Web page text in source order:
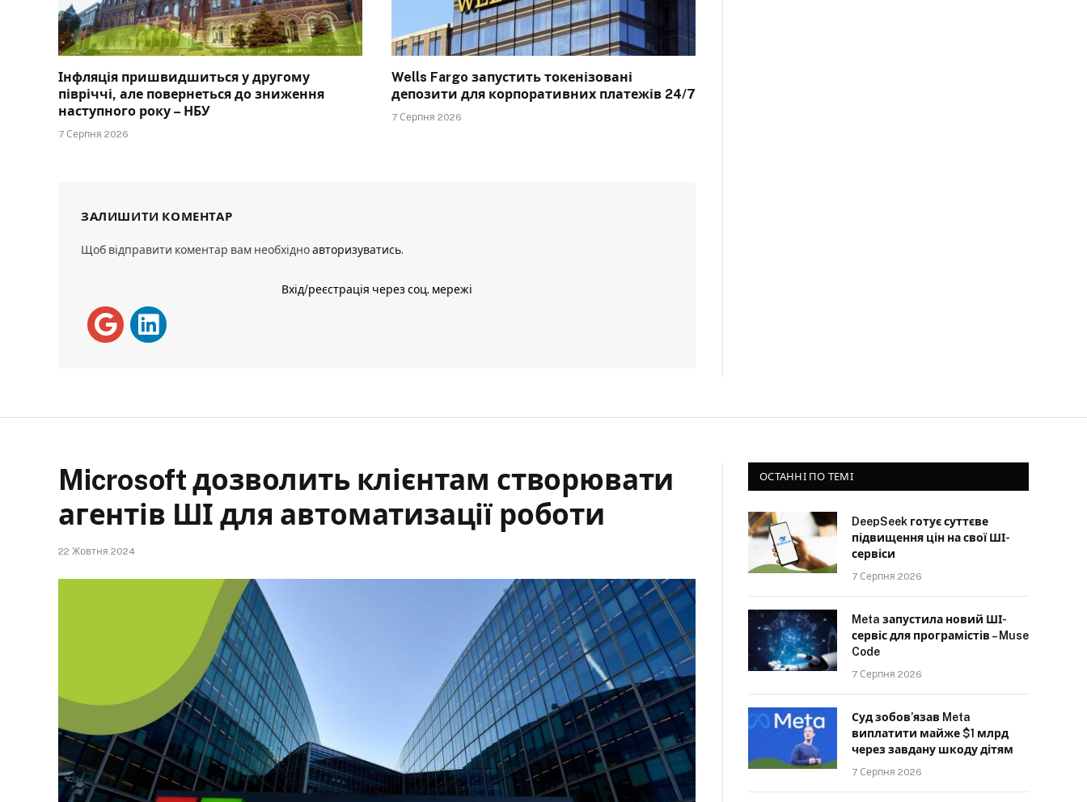
Інфляція пришвидшиться у другому
півріччі, але повернеться до зниження
наступного року – НБУ
7 Серпня 2026
Wells Fargo запустить токенізовані
депозити для корпоративних платежів 24/7
7 Серпня 2026
ЗАЛИШИТИ КОМЕНТАР
Щоб відправити коментар вам необхідноавторизуватись.
Вхід/реєстрація через соц. мережі
Microsoft дозволить клієнтам створювати
агентів ШІ для автоматизації роботи
22 Жовтня 2024
ОСТАННІ ПО ТЕМІ
DeepSeek готує суттєве
підвищення цін на свої ШІ-
сервіси
7 Серпня 2026
Meta запустила новий ШІ-
сервіс для програмістів – Muse
Code
7 Серпня 2026
Суд зобов’язав Meta
виплатити майже $1 млрд
через завдану шкоду дітям
7 Серпня 2026